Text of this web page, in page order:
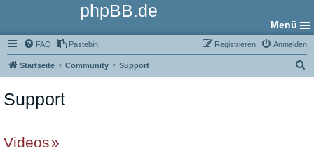
phpBB.de
Menü
FAQ Pastebin Anmelden
Registrieren
Startseite Community Support
Support
Videos